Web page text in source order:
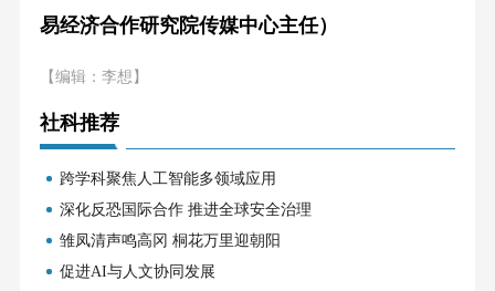
易经济合作研究院传媒中心主任）
【编辑：李想】
社科推荐
跨学科聚焦人工智能多领域应用
深化反恐国际合作 推进全球安全治理
雏凤清声鸣高冈 桐花万里迎朝阳
促进AI与人文协同发展